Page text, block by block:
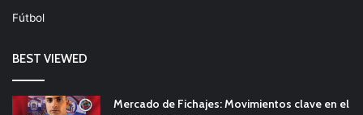
Fútbol
BEST VIEWED
Mercado de Fichajes: Movimientos clave en el